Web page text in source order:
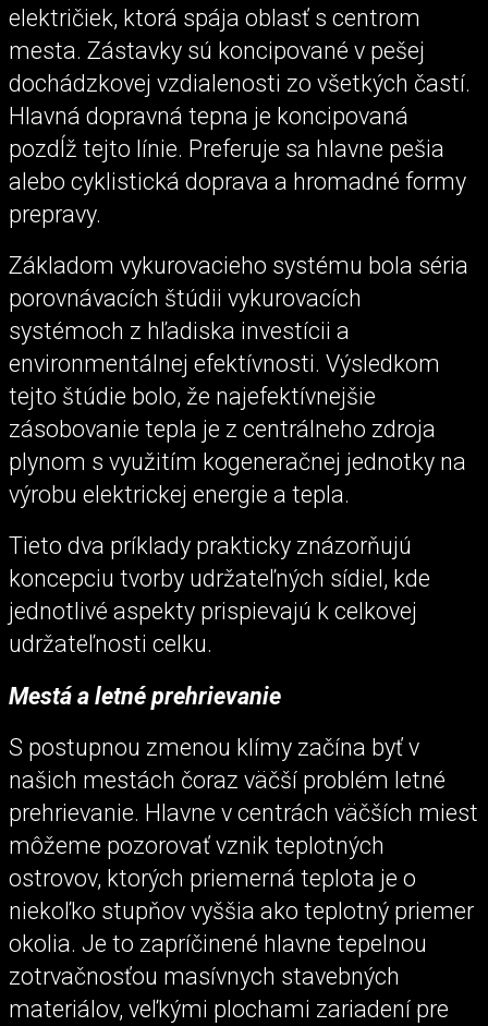
električiek, ktorá spája oblasť s centrom
mesta. Zástavky sú koncipované v pešej
dochádzkovej vzdialenosti zo všetkých častí.
Hlavná dopravná tepna je koncipovaná
pozdĺž tejto línie. Preferuje sa hlavne pešia
alebo cyklistická doprava a hromadné formy
prepravy.
Základom vykurovacieho systému bola séria
porovnávacích štúdii vykurovacích
systémoch z hľadiska investícii a
environmentálnej efektívnosti. Výsledkom
tejto štúdie bolo, že najefektívnejšie
zásobovanie tepla je z centrálneho zdroja
plynom s využitím kogeneračnej jednotky na
výrobu elektrickej energie a tepla.
Tieto dva príklady prakticky znázorňujú
koncepciu tvorby udržateľných sídiel, kde
jednotlivé aspekty prispievajú k celkovej
udržateľnosti celku.
Mestá a letné prehrievanie
S postupnou zmenou klímy začína byť v
našich mestách čoraz väčší problém letné
prehrievanie. Hlavne v centrách väčších miest
môžeme pozorovať vznik teplotných
ostrovov, ktorých priemerná teplota je o
niekoľko stupňov vyššia ako teplotný priemer
okolia. Je to zapríčinené hlavne tepelnou
zotrvačnosťou masívnych stavebných
materiálov, veľkými plochami zariadení pre